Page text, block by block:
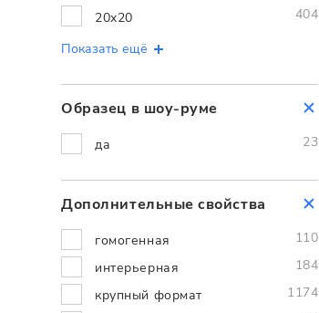
20x20
404
Показать ещё
Образец в шоу-руме
да 23
Дополнительные cвойства
гомогенная
110
интерьерная
184
крупный формат
1174